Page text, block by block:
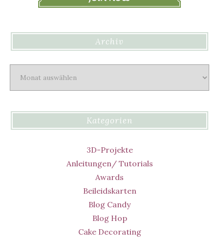
Archiv
Kategorien
3D-Projekte
Anleitungen/ Tutorials
Awards
Beileidskarten
Blog Candy
Blog Hop
Cake Decorating